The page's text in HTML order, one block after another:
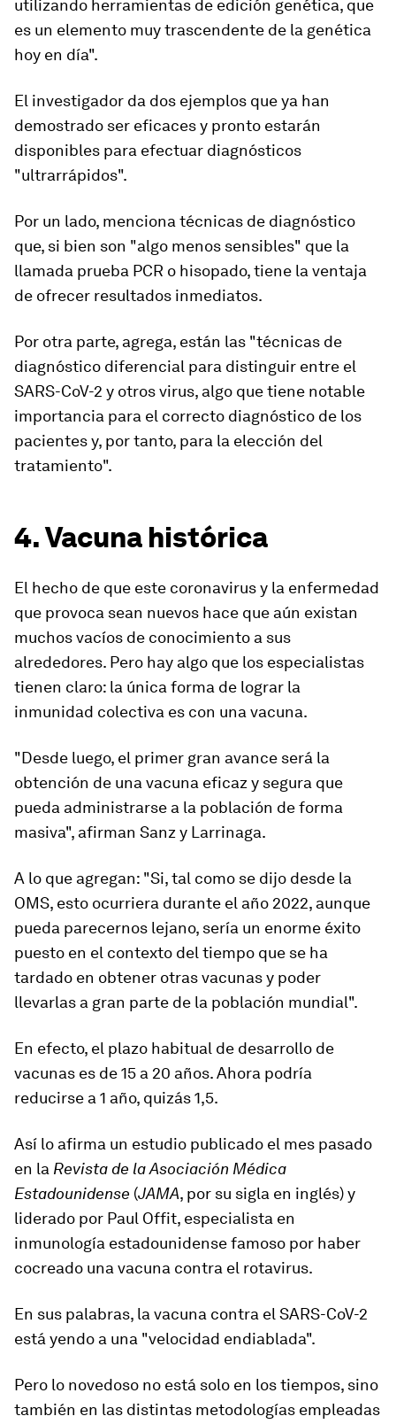
utilizando herramientas de edición genética, que
es un elemento muy trascendente de la genética
hoy en día".
El investigador da dos ejemplos que ya han
demostrado ser eficaces y pronto estarán
disponibles para efectuar diagnósticos
"ultrarrápidos".
Por un lado, menciona técnicas de diagnóstico
que, si bien son "algo menos sensibles" que la
llamada prueba PCR o hisopado, tiene la ventaja
de ofrecer resultados inmediatos.
Por otra parte, agrega, están las "técnicas de
diagnóstico diferencial para distinguir entre el
SARS-CoV-2 y otros virus, algo que tiene notable
importancia para el correcto diagnóstico de los
pacientes y, por tanto, para la elección del
tratamiento".
4. Vacuna histórica
El hecho de que este coronavirus y la enfermedad
que provoca sean nuevos hace que aún existan
muchos vacíos de conocimiento a sus
alrededores. Pero hay algo que los especialistas
tienen claro: la única forma de lograr la
inmunidad colectiva es con una vacuna.
"Desde luego, el primer gran avance será la
obtención de una vacuna eficaz y segura que
pueda administrarse a la población de forma
masiva", afirman Sanz y Larrinaga.
A lo que agregan: "Si, tal como se dijo desde la
OMS, esto ocurriera durante el año 2022, aunque
pueda parecernos lejano, sería un enorme éxito
puesto en el contexto del tiempo que se ha
tardado en obtener otras vacunas y poder
llevarlas a gran parte de la población mundial".
En efecto, el plazo habitual de desarrollo de
vacunas es de 15 a 20 años. Ahora podría
reducirse a 1 año, quizás 1,5.
Así lo afirma un estudio publicado el mes pasado
en la Revista de la Asociación Médica
Estadounidense (JAMA, por su sigla en inglés) y
liderado por Paul Offit, especialista en
inmunología estadounidense famoso por haber
cocreado una vacuna contra el rotavirus.
En sus palabras, la vacuna contra el SARS-CoV-2
está yendo a una "velocidad endiablada".
Pero lo novedoso no está solo en los tiempos, sino
también en las distintas metodologías empleadas